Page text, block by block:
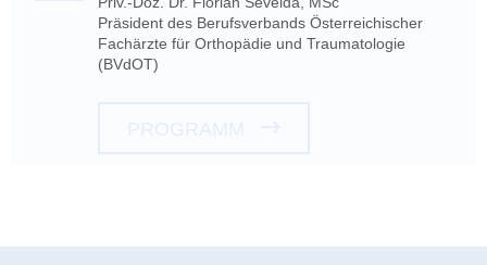
Präsident des Berufsverbands Österreichischer
Fachärzte für Orthopädie und Traumatologie
(BVdOT)